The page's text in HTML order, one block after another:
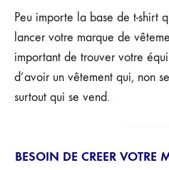
Peu importe la base de t-shirt
lancer votre marque de
important de trouver votre
d’avoir un vêtement qui, non
surtout qui se vend.
BESOIN DE CREER VOTRE